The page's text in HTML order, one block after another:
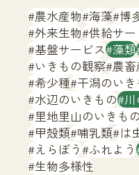
サイ
農水産物 海藻 博
外来生物 供給サ
基盤サービス 藻類
いきもの観察 農
希少種 干潟のい
水辺のいきもの
里地里山のいきも
甲殻類 哺乳類 は
えらぼう ふれよう
生物多様性